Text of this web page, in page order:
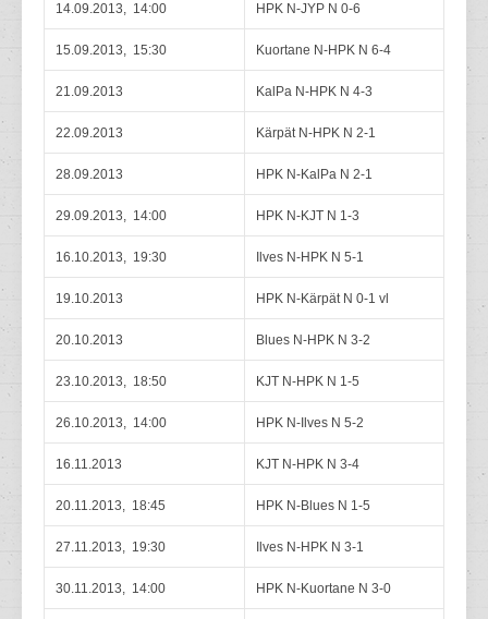
14.09.2013, 14:00 HPK N-JYP N 0-6
15.09.2013, 15:30 Kuortane N-HPK N 6-4
21.09.2013 KalPa N-HPK N 4-3
22.09.2013 Kärpät N-HPK N 2-1
28.09.2013 HPK N-KalPa N 2-1
29.09.2013, 14:00 HPK N-KJT N 1-3
16.10.2013, 19:30 Ilves N-HPK N 5-1
19.10.2013 HPK N-Kärpät N 0-1 vl
20.10.2013 Blues N-HPK N 3-2
23.10.2013, 18:50 KJT N-HPK N 1-5
26.10.2013, 14:00 HPK N-Ilves N 5-2
16.11.2013 KJT N-HPK N 3-4
20.11.2013, 18:45 HPK N-Blues N 1-5
27.11.2013, 19:30 Ilves N-HPK N 3-1
30.11.2013, 14:00 HPK N-Kuortane N 3-0